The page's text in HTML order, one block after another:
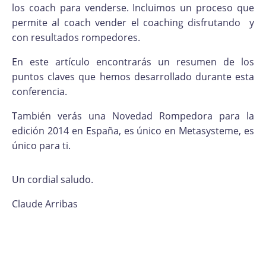
los coach para venderse. Incluimos un proceso que
permite al coach vender el coaching disfrutando y
con resultados rompedores.
En este artículo encontrarás un resumen de los
puntos claves que hemos desarrollado durante esta
conferencia.
También verás una Novedad Rompedora para la
edición 2014 en España, es único en Metasysteme, es
único para ti.
Un cordial saludo.
Claude Arribas